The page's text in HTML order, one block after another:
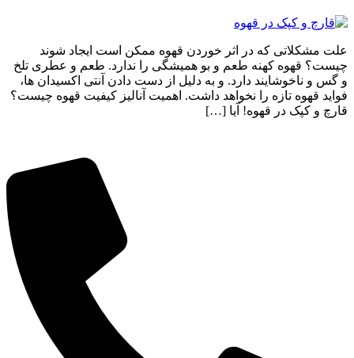
علت مشکلاتی که در اثر خوردن قهوه ممکن است ایجاد شوند
چیست؟ قهوه کهنه طعم و بو همیشگی را ندارد. طعم و عطری تلخ
و گس و ناخوشایند دارد. و به دلیل از دست دادن آنتی‌ اکسیدان‌ ها،
فواید قهوه تازه را نخواهد داشت. اهمیت آنالیز کیفیت قهوه چیست؟
قارچ و کپک در قهوه! آیا […]